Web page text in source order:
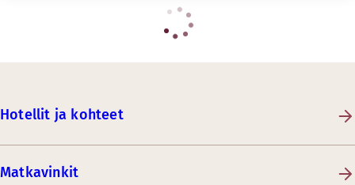
Hotellit ja kohteet
Matkavinkit